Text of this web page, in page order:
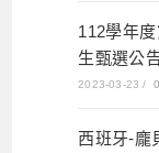
112學年
生甄選公
2023-03-23 /
西班牙-龐